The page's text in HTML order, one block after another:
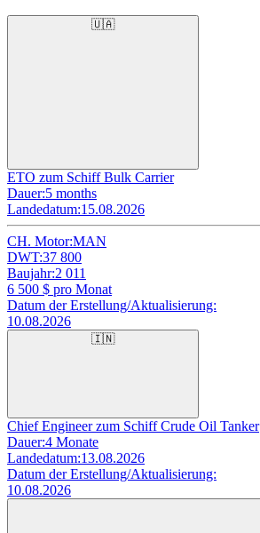
🇺🇦
ETO zum Schiff Bulk Carrier
Dauer:5 months
Landedatum:15.08.2026
CH. Motor:MAN
DWT:37 800
Baujahr:2 011
6 500 $ pro Monat
Datum der Erstellung/Aktualisierung:
10.08.2026
🇮🇳
Chief Engineer zum Schiff Crude Oil Tanker
Dauer:4 Monate
Landedatum:13.08.2026
Datum der Erstellung/Aktualisierung:
10.08.2026